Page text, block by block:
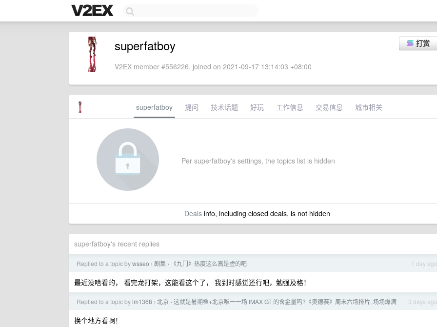
打赏
superfatboy
V2EX member #556226, joined on 2021-09-17 13:14:03 +08:00
superfatboy 提问 技术话题 好玩 工作信息 交易信息 城市相关
Per superfatboy's settings, the topics list is hidden
Dealsinfo, including closed deals, is not hidden
superfatboy's recent replies
1 day ago
Replied to a topic bywsseo › 剧集 › 《九门》热度这么高是虚的吧
最近没啥看的， 看完龙打架，这能看这个了， 我到时感觉还行吧，勉强及格！
3 days ago
Replied to a topic by lm1368 › 北京 › 这就是暑期档+北京唯一一场 IMAX GT 的含金量吗?《奥德赛》周末六场排片, 场场爆满
换个地方看啊！